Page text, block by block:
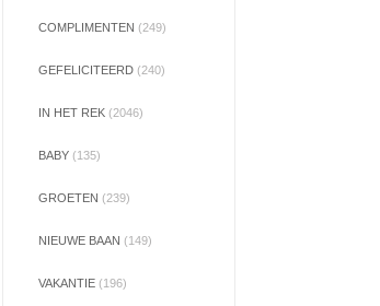
COMPLIMENTEN (249)
GEFELICITEERD (240)
IN HET REK (2046)
BABY (135)
GROETEN (239)
NIEUWE BAAN (149)
VAKANTIE (196)